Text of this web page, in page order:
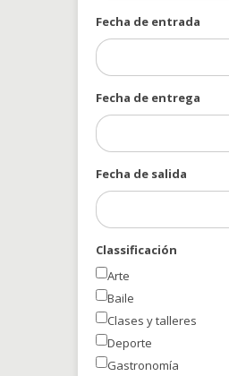
Classificación
Arte
Baile
Clases y talleres
Deporte
Gastronomía
Fecha de entrada
Fecha de entrega
Fecha de salida